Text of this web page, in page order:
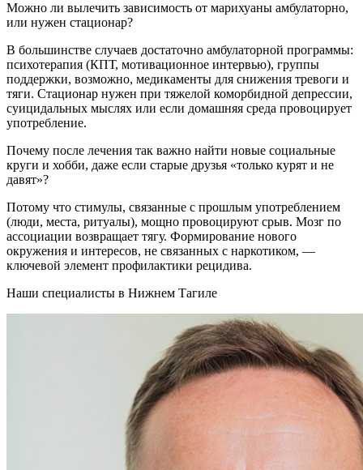
Можно ли вылечить зависимость от марихуаны амбулаторно,
или нужен стационар?
В большинстве случаев достаточно амбулаторной программы:
психотерапия (КПТ, мотивационное интервью), группы
поддержки, возможно, медикаменты для снижения тревоги и
тяги. Стационар нужен при тяжелой коморбидной депрессии,
суицидальных мыслях или если домашняя среда провоцирует
употребление.
Почему после лечения так важно найти новые социальные
круги и хобби, даже если старые друзья «только курят и не
давят»?
Потому что стимулы, связанные с прошлым употреблением
(люди, места, ритуалы), мощно провоцируют срыв. Мозг по
ассоциации возвращает тягу. Формирование нового
окружения и интересов, не связанных с наркотиком, —
ключевой элемент профилактики рецидива.
Наши специалисты в Нижнем Тагиле